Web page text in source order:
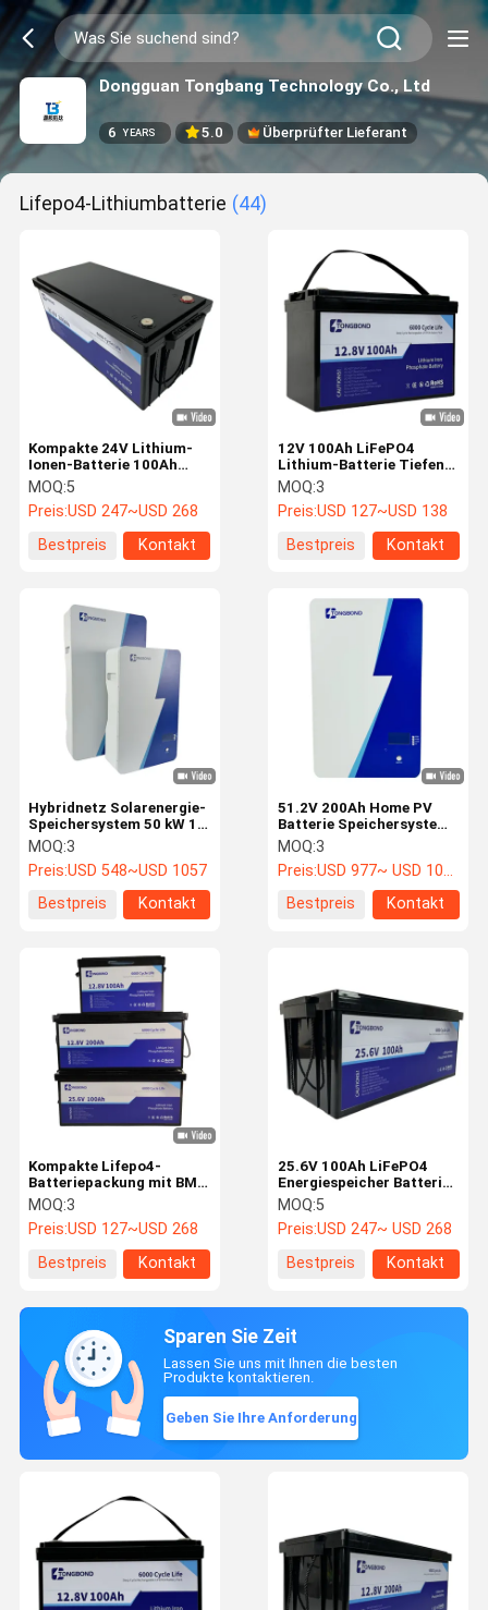
Dongguan Tongbang Technology Co., Ltd
6 YEARS 5.0 Überprüfter Lieferant
Lifepo4-Lithiumbatterie (44)
Kompakte 24V Lithium-
Ionen-Batterie 100Ah
hohe Kapazität
Energiespeicher
MOQ:5
Preis:USD 247~USD 268
Bestpreis
Kontakt
12V 100Ah LiFePO4
Lithium-Batterie Tiefen
Zyklus Freisetzung
maximale Energiedichte
MOQ:3
Preis:USD 127~USD 138
Bestpreis
Kontakt
Hybridnetz Solarenergie-
Speichersystem 50 kW 10
kW Nahtloser Wechsel
zwischen Netz und
Solarenergie
MOQ:3
Preis:USD 548~USD 1057
Bestpreis
Kontakt
51.2V 200Ah Home PV
Batterie Speichersystem
10KWh Für zukünftige
Energie für Zuhause
MOQ:3
Preis:USD 977~ USD 1057
Bestpreis
Kontakt
Kompakte Lifepo4-
Batteriepackung mit BMS
6000-Zyklen für Solar-
RV-Marine
MOQ:3
Preis:USD 127~USD 268
Bestpreis
Kontakt
25.6V 100Ah LiFePO4
Energiespeicher Batterie
Effiziente lang
anhaltende
Stromversorgung
MOQ:5
Preis:USD 247~ USD 268
Bestpreis
Kontakt
Sparen Sie Zeit
Lassen Sie uns mit Ihnen die besten
Produkte kontaktieren.
Geben Sie Ihre Anforderung